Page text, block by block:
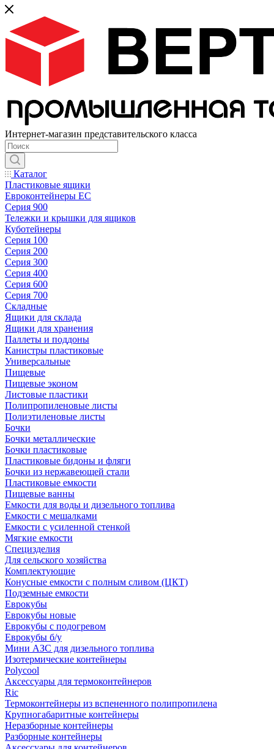
Интернет-магазин представительского класса
Каталог
Пластиковые ящики
Евроконтейнеры ЕС
Серия 900
Тележки и крышки для ящиков
Куботейнеры
Серия 100
Серия 200
Серия 300
Серия 400
Серия 600
Серия 700
Складные
Ящики для склада
Ящики для хранения
Паллеты и поддоны
Канистры пластиковые
Универсальные
Пищевые
Пищевые эконом
Листовые пластики
Полипропиленовые листы
Полиэтиленовые листы
Бочки
Бочки металлические
Бочки пластиковые
Пластиковые бидоны и фляги
Бочки из нержавеющей стали
Пластиковые емкости
Пищевые ванны
Емкости для воды и дизельного топлива
Емкости с мешалками
Емкости с усиленной стенкой
Мягкие емкости
Специзделия
Для сельского хозяйства
Комплектующие
Конусные емкости с полным сливом (ЦКТ)
Подземные емкости
Еврокубы
Еврокубы новые
Еврокубы с подогревом
Еврокубы б/у
Мини АЗС для дизельного топлива
Изотермические контейнеры
Polycool
Аксессуары для термоконтейнеров
Ric
Термоконтейнеры из вспененного полипропилена
Крупногабаритные контейнеры
Неразборные контейнеры
Разборные контейнеры